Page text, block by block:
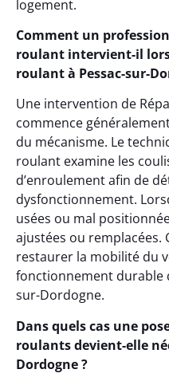
logement.
Comment un
roulant intervient-il lors
roulant à Pessac-sur-
Une intervention de
commence
du mécanisme. Le
roulant examine les
d’enroulement afin de
dysfonctionnement.
usées ou mal
ajustées ou
restaurer la mobilité du
fonctionnement durable
sur-Dordogne.
Dans quels cas une
roulants devient-elle
Dordogne ?